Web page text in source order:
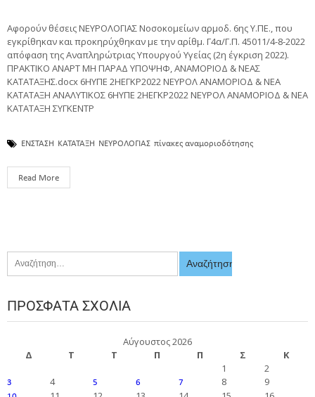
Αφορούν θέσεις ΝΕΥΡΟΛΟΓΙΑΣ Νοσοκομείων αρμοδ. 6ης Υ.ΠΕ., που
εγκρίθηκαν και προκηρύχθηκαν με την αρίθμ. Γ4α/Γ.Π. 45011/4-8-2022
απόφαση της Αναπληρώτριας Υπουργού Υγείας (2η έγκριση 2022).
ΠΡΑΚΤΙΚΟ ΑΝΑΡΤ ΜΗ ΠΑΡΑΔ ΥΠΟΨΗΦ, ΑΝΑΜΟΡΙΟΔ & ΝΕΑΣ
ΚΑΤΑΤΑΞΗΣ.docx 6ΗΥΠΕ 2ΗΕΓΚΡ2022 ΝΕΥΡΟΛ ΑΝΑΜΟΡΙΟΔ & ΝΕΑ
ΚΑΤΑΤΑΞΗ ΑΝΑΛΥΤΙΚΟΣ 6ΗΥΠΕ 2ΗΕΓΚΡ2022 ΝΕΥΡΟΛ ΑΝΑΜΟΡΙΟΔ & ΝΕΑ
ΚΑΤΑΤΑΞΗ ΣΥΓΚΕΝΤΡ
ΕΝΣΤΑΣΗ ΚΑΤΑΤΑΞΗ ΝΕΥΡΟΛΟΓΙΑΣ πίνακες αναμοριοδότησης
Read More
ΠΡΌΣΦΑΤΑ ΣΧΌΛΙΑ
Αύγουστος 2026
Δ
Τ Τ Π Π Σ
Κ
1
2
3 4 5 6 7 8 9